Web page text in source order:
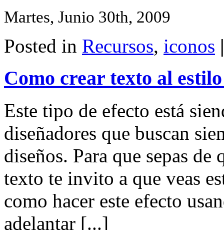
Martes, Junio 30th, 2009
Posted in Recursos, iconos |
Como crear texto al
Este tipo de efecto está
diseñadores que buscan
diseños. Para que sepas
texto te invito a que veas
como hacer este efecto
adelantar [...]